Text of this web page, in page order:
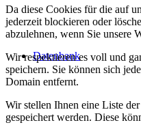
Datenbank
Da diese Cookies für die auf
jederzeit blockieren oder
abzulehnen, wenn Sie unsere
Wir respektieren es voll und
speichern. Sie können sich
Domain entfernt.
Wir stellen Ihnen eine Liste
gespeichert werden. Diese